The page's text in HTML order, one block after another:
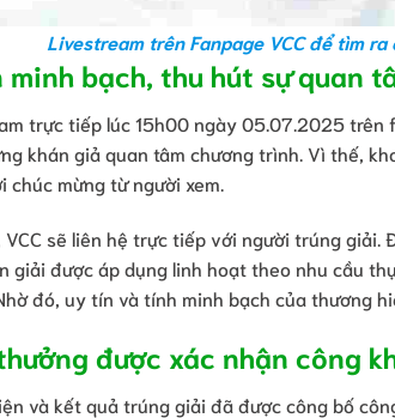
Livestream trên Fanpage VCC để tìm
minh bạch, thu hút sự quan
trực tiếp lúc 15h00 ngày 05.07.2025 trên
khán giả quan tâm chương trình. Vì thế,
mừng từ người xem.
sẽ liên hệ trực tiếp với người trúng
giải được áp dụng linh hoạt theo nhu cầu
đó, uy tín và tính minh bạch của thương
được xác nhận công
và kết quả trúng giải đã được công bố